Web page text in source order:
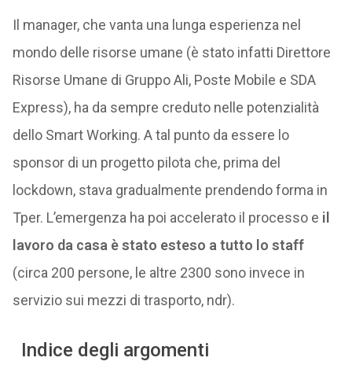
Il manager, che vanta una lunga esperienza nel
mondo delle risorse umane (è stato infatti Direttore
Risorse Umane di Gruppo Ali, Poste Mobile e SDA
Express), ha da sempre creduto nelle potenzialità
dello Smart Working. A tal punto da essere lo
sponsor di un progetto pilota che, prima del
lockdown, stava gradualmente prendendo forma in
Tper. L’emergenza ha poi accelerato il processo e il
lavoro da casa è stato esteso a tutto lo staff
(circa 200 persone, le altre 2300 sono invece in
servizio sui mezzi di trasporto, ndr).
Indice degli argomenti